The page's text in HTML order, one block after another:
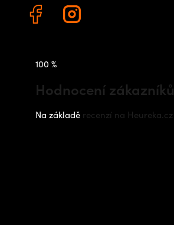
100 %
Hodnocení zákazníků
Na základě recenzí na Heureka.cz